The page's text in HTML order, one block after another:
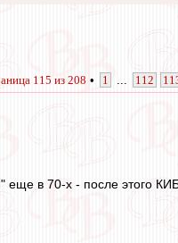
115 из 208 • 1 112
еще в 70-х - после этого